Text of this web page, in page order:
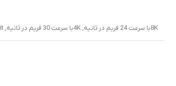
8Kبا سرعت 24 فریم در ثانیه, 4Kبا سرعت 30 فریم در ثانیه, 1080p@30/60/120/240/960fps, 10-bit دارای فناوری HDR10 پلاس+, ژیروسکوپ-EIS